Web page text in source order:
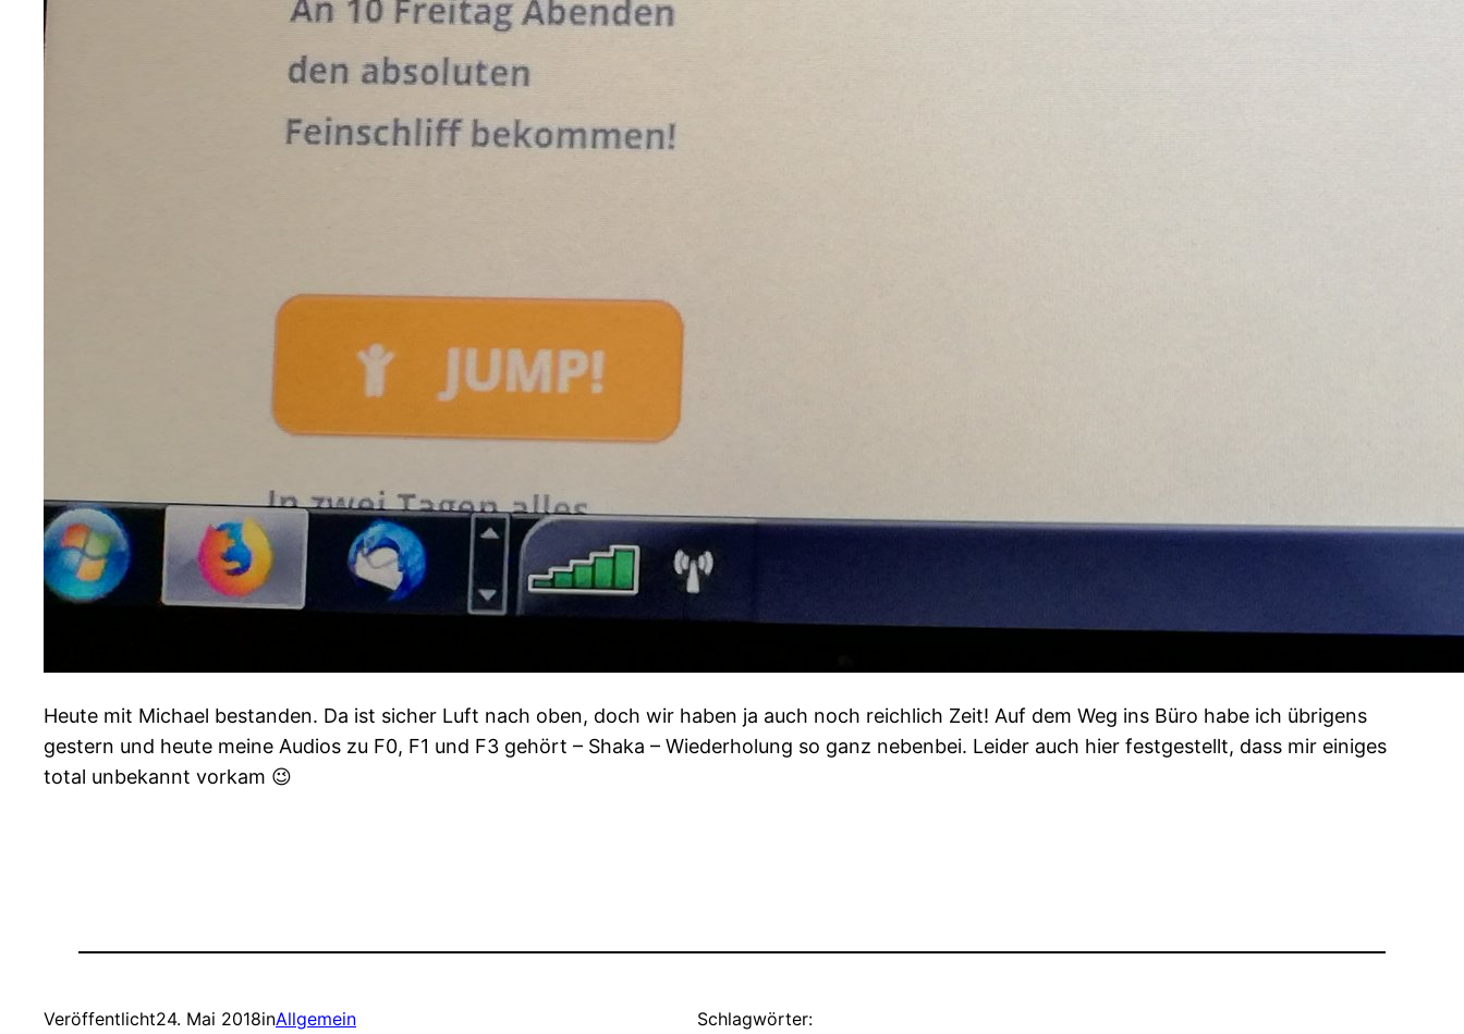
Heute mit Michael bestanden. Da ist sicher Luft nach oben, doch wir haben ja auch noch reichlich Zeit! Auf dem Weg ins Büro habe ich übrigens
gestern und heute meine Audios zu F0, F1 und F3 gehört – Shaka – Wiederholung so ganz nebenbei. Leider auch hier festgestellt, dass mir einiges
total unbekannt vorkam 😉
Veröffentlicht24. Mai 2018inAllgemein Schlagwörter: